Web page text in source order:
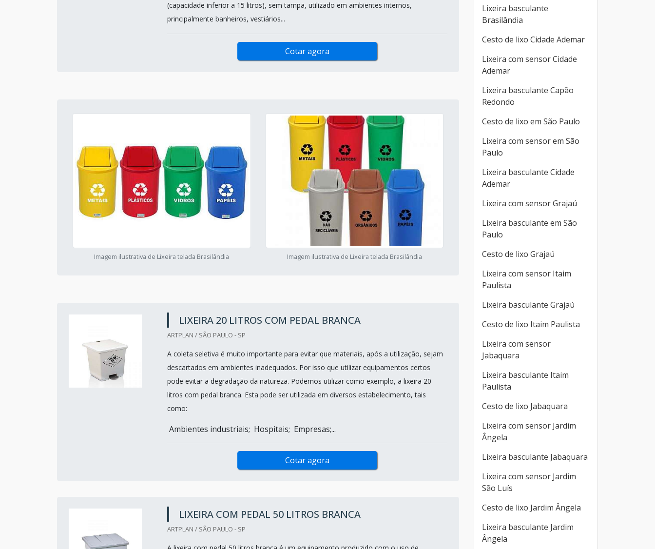
(capacidade inferior a 15 litros), sem tampa, utilizado em ambientes internos,
principalmente banheiros, vestiários...
Cotar agora
Imagem ilustrativa de Lixeira telada Brasilândia Imagem ilustrativa de Lixeira telada Brasilândia
LIXEIRA 20 LITROS COM PEDAL BRANCA
ARTPLAN / SÃO PAULO - SP
A coleta seletiva é muito importante para evitar que materiais, após a utilização, sejam
descartados em ambientes inadequados. Por isso que utilizar equipamentos certos
pode evitar a degradação da natureza. Podemos utilizar como exemplo, a lixeira 20
litros com pedal branca. Esta pode ser utilizada em diversos estabelecimento, tais
como:
Ambientes industriais; Hospitais; Empresas;...
Cotar agora
LIXEIRA COM PEDAL 50 LITROS BRANCA
ARTPLAN / SÃO PAULO - SP
Lixeira basculante
Brasilândia
Cesto de lixo Cidade Ademar
Lixeira com sensor Cidade
Ademar
Lixeira basculante Capão
Redondo
Cesto de lixo em São Paulo
Lixeira com sensor em São
Paulo
Lixeira basculante Cidade
Ademar
Lixeira com sensor Grajaú
Lixeira basculante em São
Paulo
Cesto de lixo Grajaú
Lixeira com sensor Itaim
Paulista
Lixeira basculante Grajaú
Cesto de lixo Itaim Paulista
Lixeira com sensor
Jabaquara
Lixeira basculante Itaim
Paulista
Cesto de lixo Jabaquara
Lixeira com sensor Jardim
Ângela
Lixeira basculante Jabaquara
Lixeira com sensor Jardim
São Luís
Cesto de lixo Jardim Ângela
Lixeira basculante Jardim
Ângela